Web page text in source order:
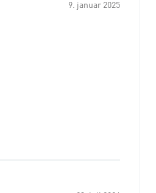
9. januar 2025